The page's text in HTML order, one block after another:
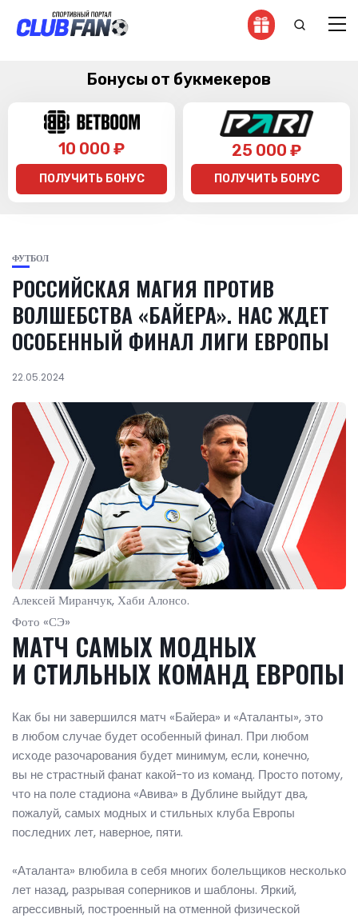
Бонусы от букмекеров
10 000 ₽
ПОЛУЧИТЬ БОНУС
25 000 ₽
ПОЛУЧИТЬ БОНУС
ФУТБОЛ
РОССИЙСКАЯ МАГИЯ ПРОТИВ
ВОЛШЕБСТВА «БАЙЕРА». НАС ЖДЕТ
ОСОБЕННЫЙ ФИНАЛ ЛИГИ ЕВРОПЫ
22.05.2024
Алексей Миранчук, Хаби Алонсо.
Фото «СЭ»
МАТЧ САМЫХ МОДНЫХ
И СТИЛЬНЫХ КОМАНД ЕВРОПЫ
Как бы ни завершился матч «Байера» и «Аталанты», это
в любом случае будет особенный финал. При любом
исходе разочарования будет минимум, если, конечно,
вы не страстный фанат какой-то из команд. Просто потому,
что на поле стадиона «Авива» в Дублине выйдут два,
пожалуй, самых модных и стильных клуба Европы
последних лет, наверное, пяти.
«Аталанта» влюбила в себя многих болельщиков несколько
лет назад, разрывая соперников и шаблоны. Яркий,
агрессивный, построенный на отменной физической